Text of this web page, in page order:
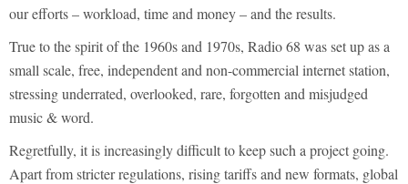
our efforts – workload, time and money – and the results.
True to the spirit of the 1960s and 1970s, Radio 68 was set up as a
small scale, free, independent and non-commercial internet station,
stressing underrated, overlooked, rare, forgotten and misjudged
music & word.
Regretfully, it is increasingly difficult to keep such a project going.
Apart from stricter regulations, rising tariffs and new formats, global